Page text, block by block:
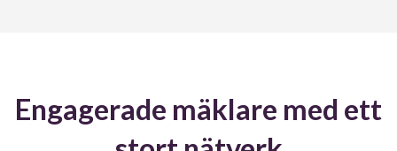
Engagerade mäklare med ett